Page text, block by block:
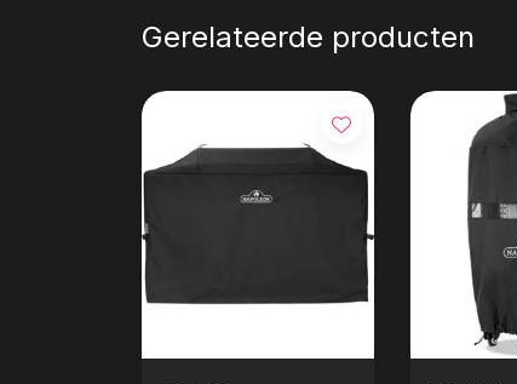
Gerelateerde producten